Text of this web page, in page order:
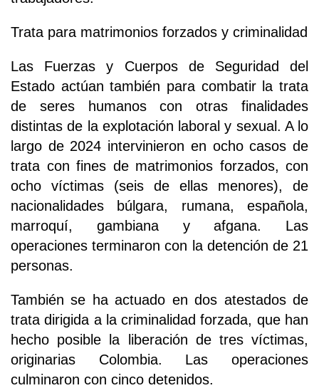
Trata para matrimonios forzados y criminalidad
Las Fuerzas y Cuerpos de Seguridad del
Estado actúan también para combatir la trata
de seres humanos con otras finalidades
distintas de la explotación laboral y sexual. A lo
largo de 2024 intervinieron en ocho casos de
trata con fines de matrimonios forzados, con
ocho víctimas (seis de ellas menores), de
nacionalidades búlgara, rumana, española,
marroquí, gambiana y afgana. Las
operaciones terminaron con la detención de 21
personas.
También se ha actuado en dos atestados de
trata dirigida a la criminalidad forzada, que han
hecho posible la liberación de tres víctimas,
originarias Colombia. Las operaciones
culminaron con cinco detenidos.